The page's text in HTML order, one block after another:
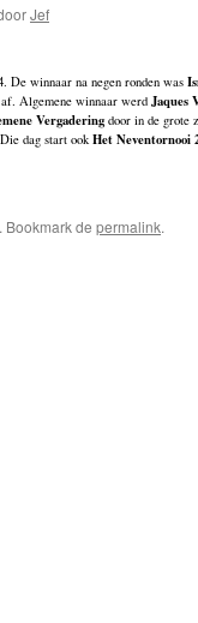
Jef
De winnaar na negen ronden was
af. Algemene winnaar werd Jaques
Vergadering door in de grote
dag start ook Het Neventornooi
. Bookmark de permalink.